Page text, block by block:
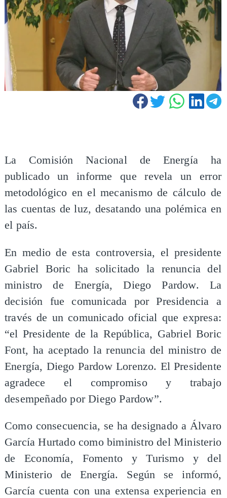
La Comisión Nacional de Energía ha
publicado un informe que revela un error
metodológico en el mecanismo de cálculo de
las cuentas de luz, desatando una polémica en
el país.
En medio de esta controversia, el presidente
Gabriel Boric ha solicitado la renuncia del
ministro de Energía, Diego Pardow. La
decisión fue comunicada por Presidencia a
través de un comunicado oficial que expresa:
“el Presidente de la República, Gabriel Boric
Font, ha aceptado la renuncia del ministro de
Energía, Diego Pardow Lorenzo. El Presidente
agradece el compromiso y trabajo
desempeñado por Diego Pardow”.
Como consecuencia, se ha designado a Álvaro
García Hurtado como biministro del Ministerio
de Economía, Fomento y Turismo y del
Ministerio de Energía. Según se informó,
García cuenta con una extensa experiencia en